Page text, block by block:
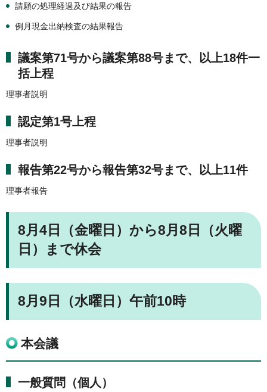
請願の処理経過及び結果の報告
例月現金出納検査の結果報告
議案第71号から議案第88号まで、以上18件一
括上程
理事者説明
認定第1号上程
理事者説明
報告第22号から報告第32号まで、以上11件
理事者報告
8月4日（金曜日）から8月8日（火曜
日）まで休会
8月9日（水曜日）午前10時
本会議
一般質問（個人）